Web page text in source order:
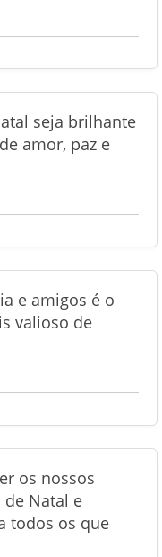
seja brilhante
amor, paz e
e amigos é o
valioso de
os nossos
Natal e
todos os que